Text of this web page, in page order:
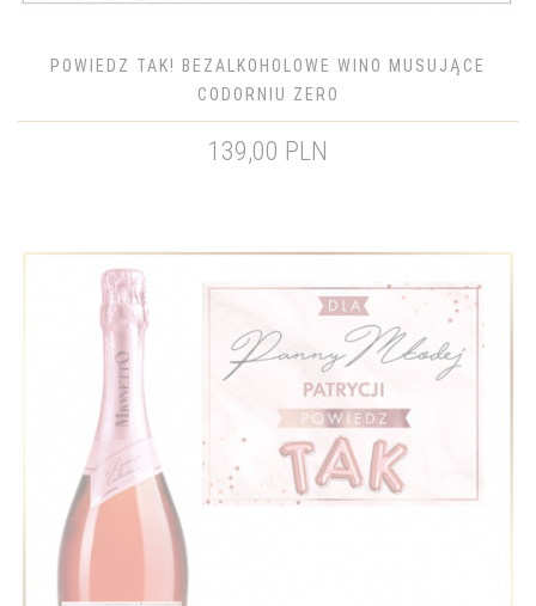
POWIEDZ TAK! BEZALKOHOLOWE WINO MUSUJĄCE
CODORNIU ZERO
139,00 PLN